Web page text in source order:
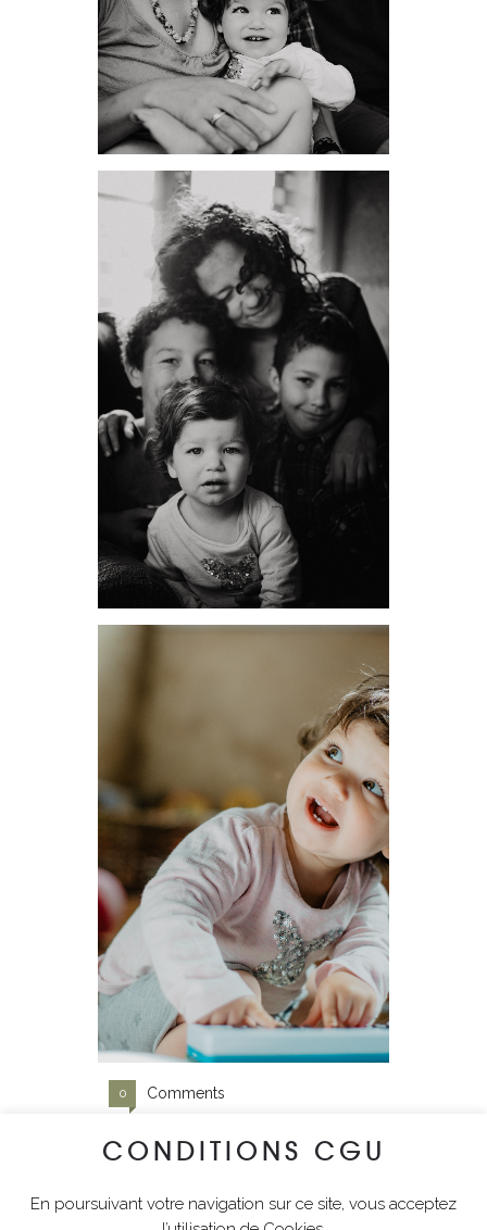
0 Comments
CONDITIONS CGU
En poursuivant votre navigation sur ce site, vous acceptez